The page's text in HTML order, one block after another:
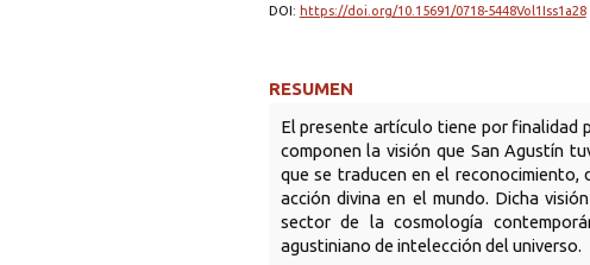
DOI: https://doi.org/10.15691/0718-5448Vol1Iss1a28
RESUMEN
El presente artículo tiene por finalidad
componen la visión que San Agustín
que se traducen en el reconocimiento,
acción divina en el mundo. Dicha
sector de la cosmología
agustiniano de intelección del universo.